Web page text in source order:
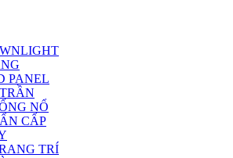
PANEL
NỔ
CẤP
TRÍ